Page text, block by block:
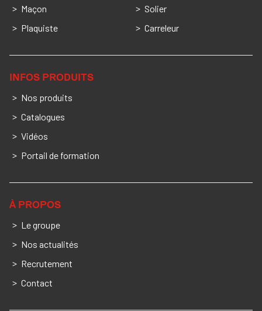
Maçon
Plaquiste
Solier
Carreleur
INFOS PRODUITS
Nos produits
Catalogues
Vidéos
Portail de formation
À PROPOS
Le groupe
Nos actualités
Recrutement
Contact